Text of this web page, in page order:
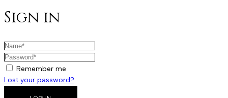
Sign in
Remember me
Lost your password?